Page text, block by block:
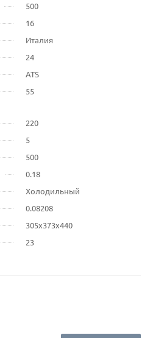
500
16
Италия
24
ATS
55
220
5
500
0.18
Холодильный
0.08208
305x373x440
23